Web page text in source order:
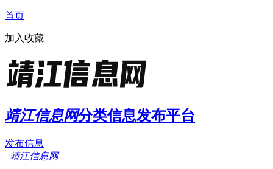
首页
加入收藏
靖江信息网分类信息发布平台
发布信息
靖江信息网